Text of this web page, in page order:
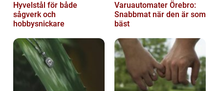
Hyvelstål för både
sågverk och
hobbysnickare
Varuautomater Örebro:
Snabbmat när den är som
bäst